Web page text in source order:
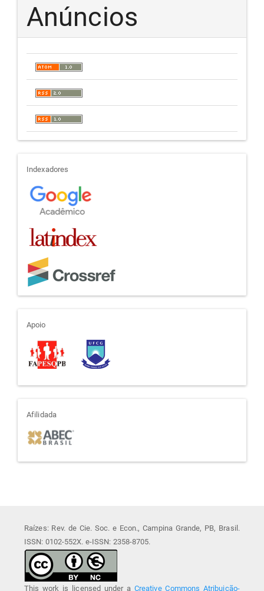
Anúncios
indexadores
Indexadores
apoio
Apoio
afiliada
Afilidada
Raízes: Rev. de Cie. Soc. e Econ., Campina Grande, PB, Brasil.
ISSN: 0102-552X. e-ISSN: 2358-8705.
This work is licensed under a Creative Commons Atribuição-